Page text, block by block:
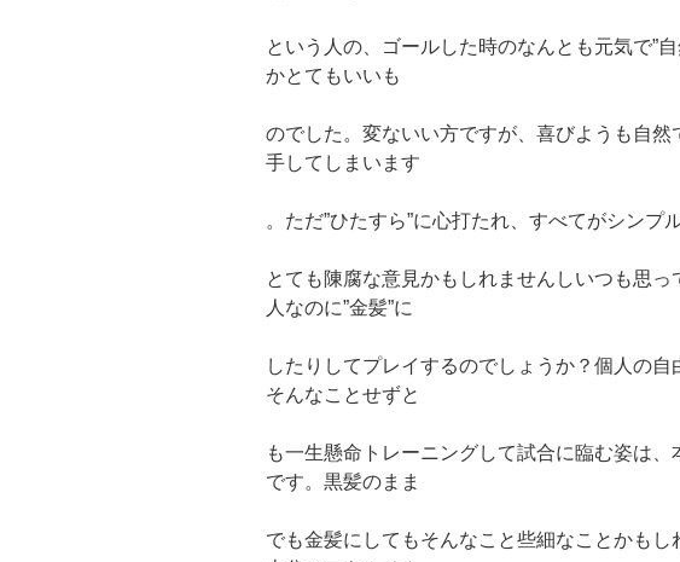
という人の、ゴールした時のなんとも元気で”
かとてもいいも
のでした。変ないい方ですが、喜びようも自然
手してしまいます
。ただ”ひたすら”に心打たれ、すべてがシンプ
とても陳腐な意見かもしれませんしいつも思っ
人なのに”金髪”に
したりしてプレイするのでしょうか？個人の自
そんなことせずと
も一生懸命トレーニングして試合に臨む姿は
です。黒髪のまま
でも金髪にしてもそんなこと些細なことかもし